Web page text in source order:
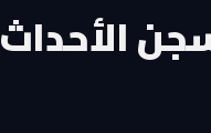
الأحداث